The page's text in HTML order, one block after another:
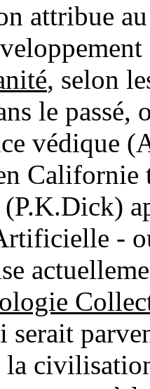
attribue
, selon
le passé,
védique
Californie
-
serait